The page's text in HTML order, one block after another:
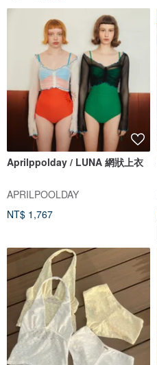
Aprilppolday / LUNA 網狀上衣
APRILPOOLDAY
NT$ 1,767